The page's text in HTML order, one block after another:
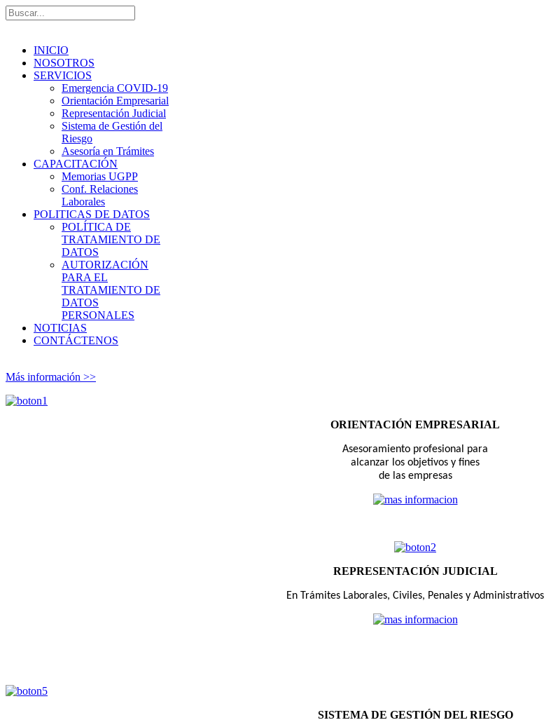
INICIO
NOSOTROS
SERVICIOS
Emergencia COVID-19
Orientación Empresarial
Representación Judicial
Sistema de Gestión del
Riesgo
Asesoría en Trámites
CAPACITACIÓN
Memorias UGPP
Conf. Relaciones
Laborales
POLITICAS DE DATOS
POLÍTICA DE
TRATAMIENTO DE
DATOS
AUTORIZACIÓN
PARA EL
TRATAMIENTO DE
DATOS
PERSONALES
NOTICIAS
CONTÁCTENOS
Más información >>
ORIENTACIÓN EMPRESARIAL
Asesoramiento profesional para
alcanzar los objetivos y fines
de las empresas
REPRESENTACIÓN JUDICIAL
En Trámites Laborales, Civiles, Penales y Administrativos
SISTEMA DE GESTIÓN DEL RIESGO